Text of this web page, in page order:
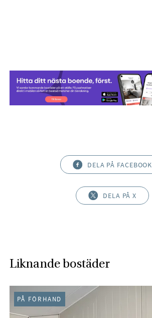
DELA PÅ FACEBOOK
DELA PÅ X
Liknande bostäder
PÅ FÖRHAND